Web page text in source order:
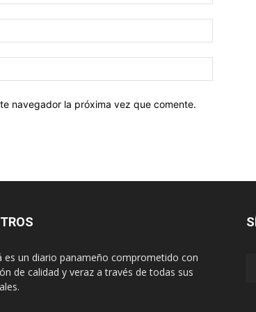
web:
navegador la próxima vez que comente.
es un diario panameño comprometido con
de calidad y veraz a través de todas sus